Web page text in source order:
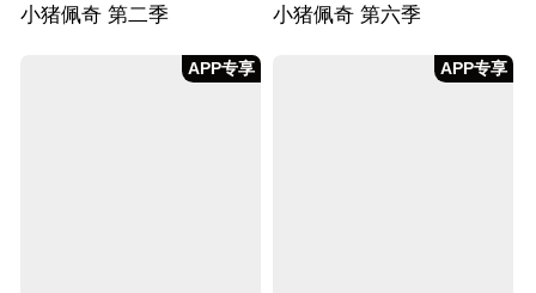
小猪佩奇 第二季 小猪佩奇 第六季
APP专享 APP专享